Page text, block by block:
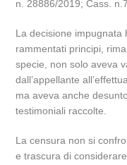
n. 28886/2019; Cass.
La decisione impugnata
rammentati principi,
specie, non solo aveva
dall’appellante
ma aveva anche
testimoniali raccolte.
La censura non si
e trascura di